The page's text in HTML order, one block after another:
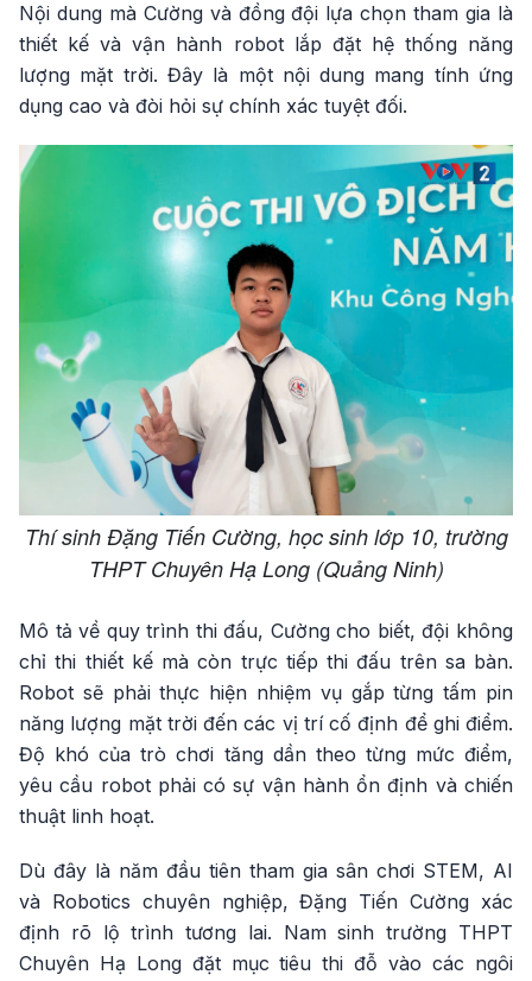
Nội dung mà Cường và đồng đội lựa chọn tham gia là
thiết kế và vận hành robot lắp đặt hệ thống năng
lượng mặt trời. Đây là một nội dung mang tính ứng
dụng cao và đòi hỏi sự chính xác tuyệt đối.
Thí sinh Đặng Tiến Cường, học sinh lớp 10, trường
THPT Chuyên Hạ Long (Quảng Ninh)
Mô tả về quy trình thi đấu, Cường cho biết, đội không
chỉ thi thiết kế mà còn trực tiếp thi đấu trên sa bàn.
Robot sẽ phải thực hiện nhiệm vụ gắp từng tấm pin
năng lượng mặt trời đến các vị trí cố định để ghi điểm.
Độ khó của trò chơi tăng dần theo từng mức điểm,
yêu cầu robot phải có sự vận hành ổn định và chiến
thuật linh hoạt.
Dù đây là năm đầu tiên tham gia sân chơi STEM, AI
và Robotics chuyên nghiệp, Đặng Tiến Cường xác
định rõ lộ trình tương lai. Nam sinh trường THPT
Chuyên Hạ Long đặt mục tiêu thi đỗ vào các ngôi